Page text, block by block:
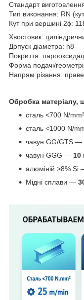
Стандарт
Тип виконання: RN
Кут при вершині 2ϕ:
Хвостовик:
Допуск діаметра: h8
Покриття:
Форма подачі/
Напрям різання: праве
Обробка матеріалу,
сталь <700 N/
сталь <1000 N/
чавун GG/GTS —
чавун GGG — 10
алюміній >8% Si
Мідні сплави —